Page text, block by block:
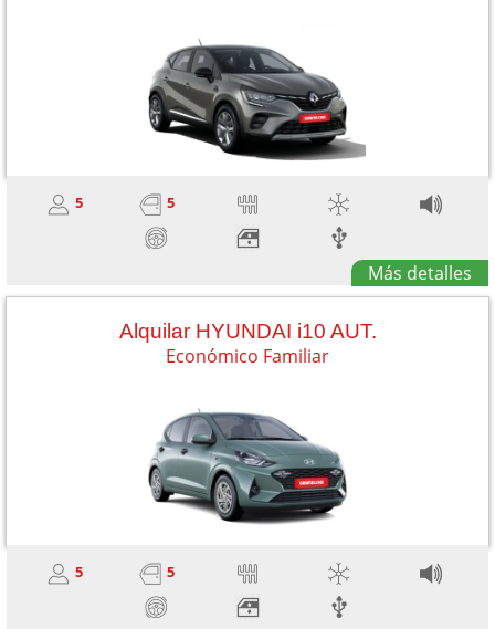
5 5
Más detalles
Alquilar HYUNDAI i10 AUT.
Económico Familiar
5 5